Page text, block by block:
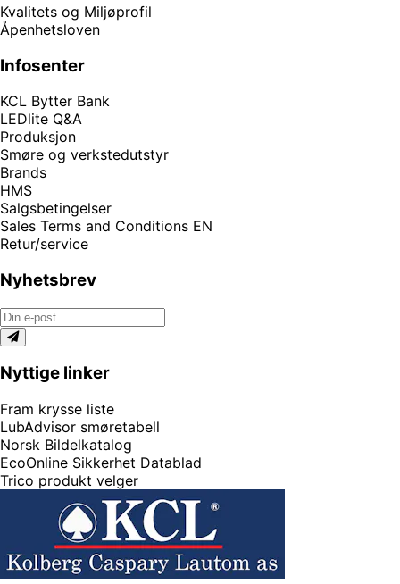
Kvalitets og Miljøprofil
Åpenhetsloven
Infosenter
KCL Bytter Bank
LEDlite Q&A
Produksjon
Smøre og verkstedutstyr
Brands
HMS
Salgsbetingelser
Sales Terms and Conditions EN
Retur/service
Nyhetsbrev
Nyttige linker
Fram krysse liste
LubAdvisor smøretabell
Norsk Bildelkatalog
EcoOnline Sikkerhet Datablad
Trico produkt velger